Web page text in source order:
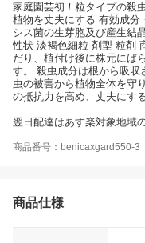
家庭園芸初！粒タイプの殺
植物を丈夫にする 有効成分
シス菌の生芽胞及び産生結
性状 淡褐色細粒 剤型 粒剤
だり、植付け後に株元にば
す。 殺虫成分は根から吸収
虫の被害から植物全体を守
の抵抗力を高め、丈夫にす
翌日配達はあす楽対象地域
商品番号：benicaxgard550-3
商品仕様